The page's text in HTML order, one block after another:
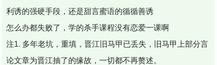
利诱的强硬手段，还是甜言蜜语的循循善诱
怎么办都失败了，学的杀手课程没有恋爱一课啊
注1. 多年老坑，重填，晋江旧马甲已丢失，旧马甲上部分言
论文章为晋江抽了的缘故，一切都不再赘述。